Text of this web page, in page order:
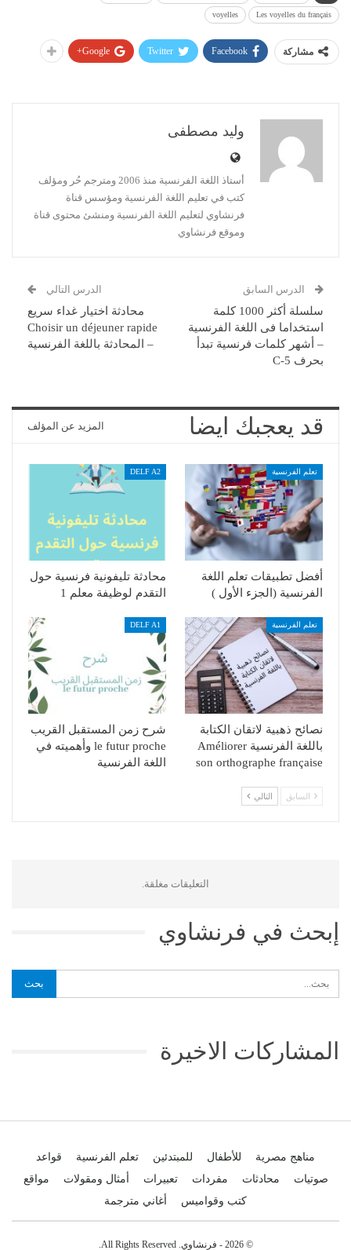
Les voyelles du français
voyelles
مشاركة Facebook
Twitter
Google+
وليد مصطفى
أستاذ اللغة الفرنسية منذ 2006 ومترجم حُر ومؤلف
كتب في تعليم اللغة الفرنسية ومؤسس قناة
فرنشاوي لتعليم اللغة الفرنسية ومنشئ محتوى قناة
وموقع فرنشاوي
الدرس السابق
سلسلة أكثر 1000 كلمة
استخداما فى اللغة الفرنسية
– أشهر كلمات فرنسية تبدأ
بحرف C-5
الدرس التالي
محادثة اختيار غداء سريع
Choisir un déjeuner rapide
– المحادثة باللغة الفرنسية
قد يعجبك ايضا المزيد عن المؤلف
تعلم الفرنسية
أفضل تطبيقات تعلم اللغة
الفرنسية (الجزء الأول )
DELF A2
محادثة تليفونية فرنسية حول
التقدم لوظيفة معلم 1
تعلم الفرنسية
نصائح ذهبية لاتقان الكتابة
باللغة الفرنسية Améliorer
son orthographe française
DELF A1
شرح زمن المستقبل القريب
le futur proche وأهميته في
اللغة الفرنسية
السابق التالي
التعليقات مغلقة.
إبحث في فرنشاوي
المشاركات الاخيرة
مناهج مصرية للأطفال للمبتدئين تعلم الفرنسية
قواعد
صوتيات
محادثات مفردات تعبيرات أمثال ومقولات
مواقع
كتب وقواميس
أغاني مترجمة
© 2026 - فرنشاوي. All Rights Reserved.